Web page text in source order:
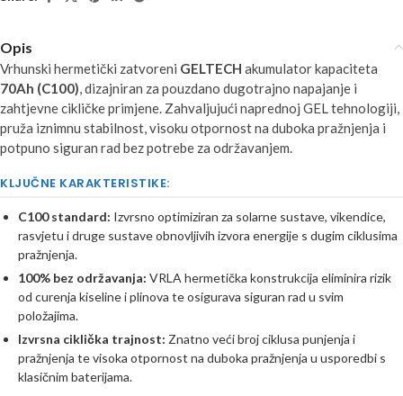
Opis
Vrhunski hermetički zatvoreni GELTECH akumulator kapaciteta
70Ah (C100), dizajniran za pouzdano dugotrajno napajanje i
zahtjevne cikličke primjene. Zahvaljujući naprednoj GEL tehnologiji,
pruža iznimnu stabilnost, visoku otpornost na duboka pražnjenja i
potpuno siguran rad bez potrebe za održavanjem.
KLJUČNE KARAKTERISTIKE:
C100 standard: Izvrsno optimiziran za solarne sustave, vikendice,
rasvjetu i druge sustave obnovljivih izvora energije s dugim ciklusima
pražnjenja.
100% bez održavanja: VRLA hermetička konstrukcija eliminira rizik
od curenja kiseline i plinova te osigurava siguran rad u svim
položajima.
Izvrsna ciklička trajnost: Znatno veći broj ciklusa punjenja i
pražnjenja te visoka otpornost na duboka pražnjenja u usporedbi s
klasičnim baterijama.